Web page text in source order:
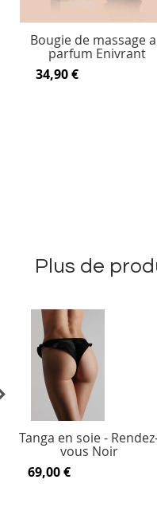
Bougie de massage
parfum Enivrant
34,90 €
Plus de
Tanga en soie -
vous Noir
69,00 €